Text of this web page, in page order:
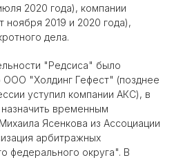
2020 года), компании
ноября 2019 и 2020 года),
дела.
"Редсиса" было
"Холдинг Гефест" (позднее
уступил компании АКС), в
временным
Ясенкова из Ассоциации
арбитражных
федерального округа". В